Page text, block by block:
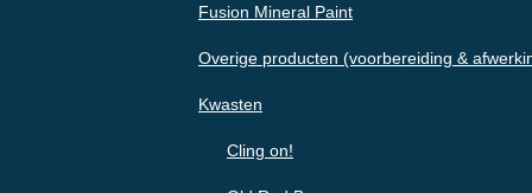
Fusion Mineral Paint
Overige producten (voorbereiding &
Kwasten
Cling on!